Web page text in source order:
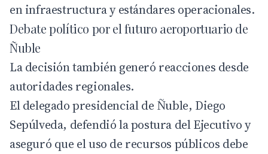
en infraestructura y estándares operacionales.
Debate político por el futuro aeroportuario de
Ñuble
La decisión también generó reacciones desde
autoridades regionales.
El delegado presidencial de Ñuble, Diego
Sepúlveda, defendió la postura del Ejecutivo y
aseguró que el uso de recursos públicos debe